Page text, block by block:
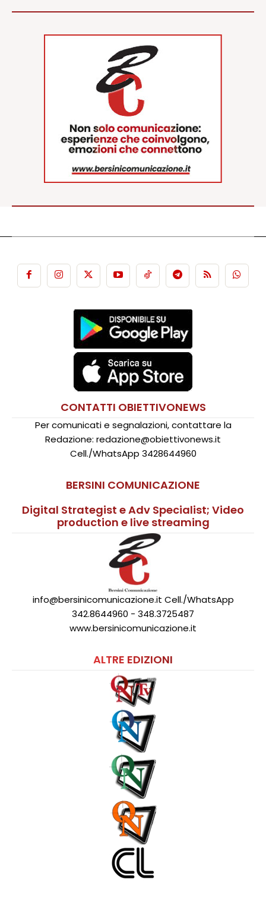
CONTATTI OBIETTIVONEWS
Per comunicati e segnalazioni, contattare la
Redazione: redazione@obiettivonews.it
Cell./WhatsApp 3428644960
BERSINI COMUNICAZIONE
Digital Strategist e Adv Specialist; Video
production e live streaming
info@bersinicomunicazione.it Cell./WhatsApp
342.8644960 - 348.3725487
www.bersinicomunicazione.it
ALTRE EDIZIONI